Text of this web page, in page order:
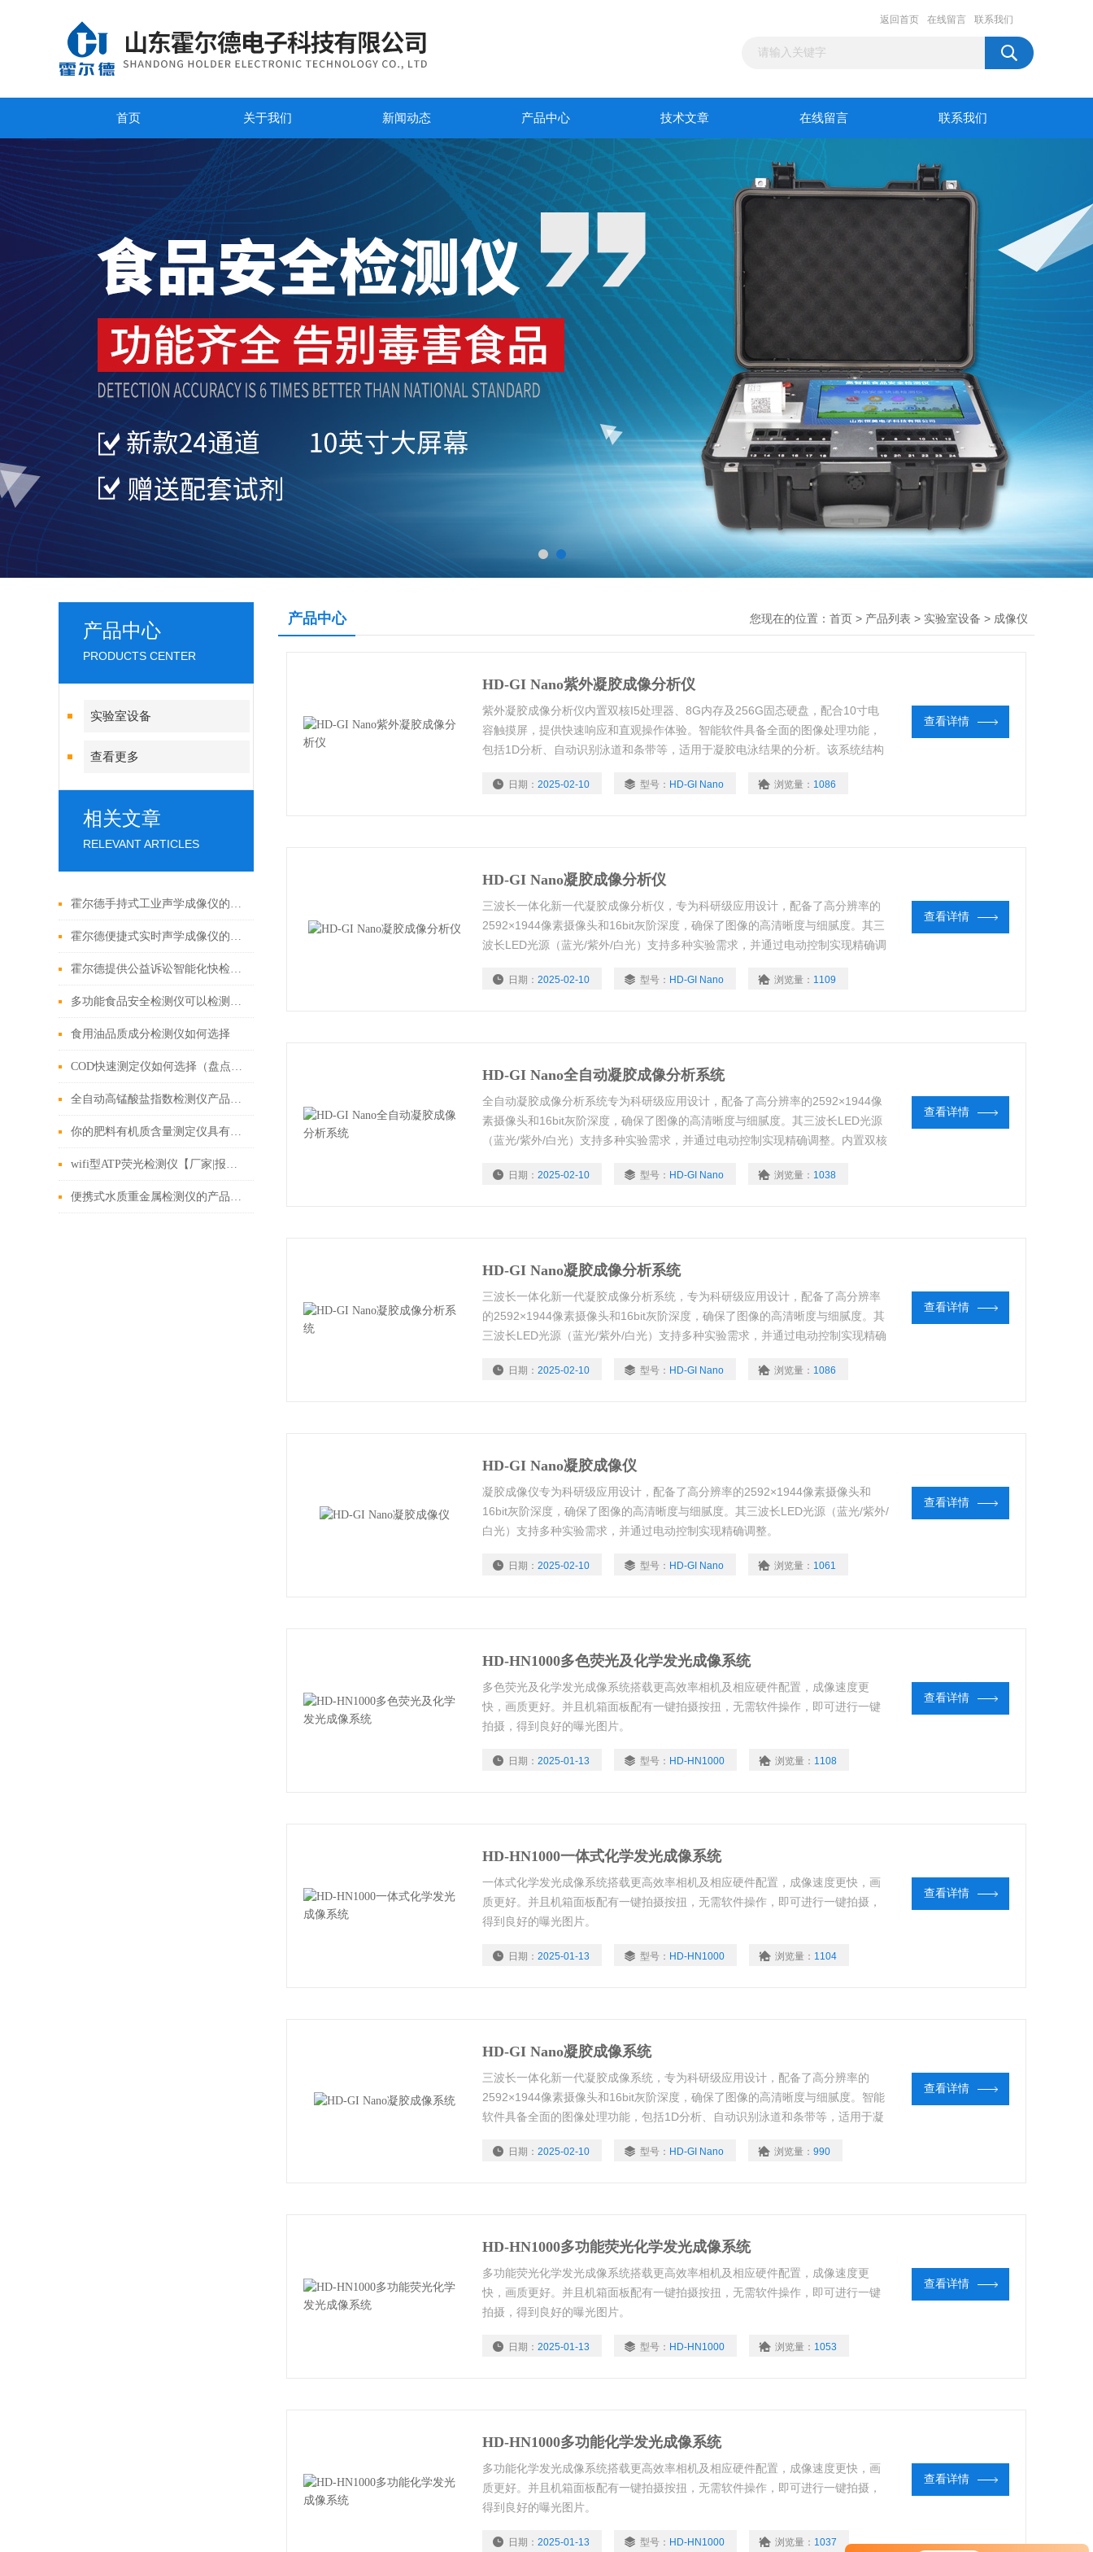
返回首页 在线留言 联系我们
首页 关于我们 新闻动态 产品中心 技术文章 在线留言 联系我们
产品中心
PRODUCTS CENTER
实验室设备
查看更多
相关文章
RELEVANT ARTICLES
霍尔德手持式工业声学成像仪的检测原理
霍尔德便捷式实时声学成像仪的产品特点和优势
霍尔德提供公益诉讼智能化快检实验室建设方案
多功能食品安全检测仪可以检测什么
食用油品质成分检测仪如何选择
COD快速测定仪如何选择（盘点2022市场上好用的COD快速测定仪）
全自动高锰酸盐指数检测仪产品介绍
你的肥料有机质含量测定仪具有这些优点吗？
wifi型ATP荧光检测仪【厂家|报价|原厂发货】
便携式水质重金属检测仪的产品简介
产品中心 您现在的位置： 首页 > 产品列表 > 实验室设备 > 成像仪
HD-GI Nano紫外凝胶成像分析仪
紫外凝胶成像分析仪内置双核I5处理器、8G内存及256G固态硬盘，配合10寸电
容触摸屏，提供快速响应和直观操作体验。智能软件具备全面的图像处理功能，
包括1D分析、自动识别泳道和条带等，适用于凝胶电泳结果的分析。该系统结构
日期： 2025-02-10 型号： HD-GI Nano 浏览量： 1086
查看详情
HD-GI Nano凝胶成像分析仪
三波长一体化新一代凝胶成像分析仪，专为科研级应用设计，配备了高分辨率的
2592×1944像素摄像头和16bit灰阶深度，确保了图像的高清晰度与细腻度。其三
波长LED光源（蓝光/紫外/白光）支持多种实验需求，并通过电动控制实现精确调
快速响应和直观操作体验。
日期： 2025-02-10 型号： HD-GI Nano 浏览量： 1109
查看详情
HD-GI Nano全自动凝胶成像分析系统
全自动凝胶成像分析系统专为科研级应用设计，配备了高分辨率的2592×1944像
素摄像头和16bit灰阶深度，确保了图像的高清晰度与细腻度。其三波长LED光源
（蓝光/紫外/白光）支持多种实验需求，并通过电动控制实现精确调整。内置双核
观操作体验。
日期： 2025-02-10 型号： HD-GI Nano 浏览量： 1038
查看详情
HD-GI Nano凝胶成像分析系统
三波长一体化新一代凝胶成像分析系统，专为科研级应用设计，配备了高分辨率
的2592×1944像素摄像头和16bit灰阶深度，确保了图像的高清晰度与细腻度。其
三波长LED光源（蓝光/紫外/白光）支持多种实验需求，并通过电动控制实现精确
供快速响应和直观操作体验。
日期： 2025-02-10 型号： HD-GI Nano 浏览量： 1086
查看详情
HD-GI Nano凝胶成像仪
凝胶成像仪专为科研级应用设计，配备了高分辨率的2592×1944像素摄像头和
16bit灰阶深度，确保了图像的高清晰度与细腻度。其三波长LED光源（蓝光/紫外/
白光）支持多种实验需求，并通过电动控制实现精确调整。
日期： 2025-02-10 型号： HD-GI Nano 浏览量： 1061
查看详情
HD-HN1000多色荧光及化学发光成像系统
多色荧光及化学发光成像系统搭载更高效率相机及相应硬件配置，成像速度更
快，画质更好。并且机箱面板配有一键拍摄按扭，无需软件操作，即可进行一键
拍摄，得到良好的曝光图片。
日期： 2025-01-13 型号： HD-HN1000 浏览量： 1108
查看详情
HD-HN1000一体式化学发光成像系统
一体式化学发光成像系统搭载更高效率相机及相应硬件配置，成像速度更快，画
质更好。并且机箱面板配有一键拍摄按扭，无需软件操作，即可进行一键拍摄，
得到良好的曝光图片。
日期： 2025-01-13 型号： HD-HN1000 浏览量： 1104
查看详情
HD-GI Nano凝胶成像系统
三波长一体化新一代凝胶成像系统，专为科研级应用设计，配备了高分辨率的
2592×1944像素摄像头和16bit灰阶深度，确保了图像的高清晰度与细腻度。智能
软件具备全面的图像处理功能，包括1D分析、自动识别泳道和条带等，适用于凝
像效果。
日期： 2025-02-10 型号： HD-GI Nano 浏览量： 990
查看详情
HD-HN1000多功能荧光化学发光成像系统
多功能荧光化学发光成像系统搭载更高效率相机及相应硬件配置，成像速度更
快，画质更好。并且机箱面板配有一键拍摄按扭，无需软件操作，即可进行一键
拍摄，得到良好的曝光图片。
日期： 2025-01-13 型号： HD-HN1000 浏览量： 1053
查看详情
HD-HN1000多功能化学发光成像系统
多功能化学发光成像系统搭载更高效率相机及相应硬件配置，成像速度更快，画
质更好。并且机箱面板配有一键拍摄按扭，无需软件操作，即可进行一键拍摄，
得到良好的曝光图片。
日期： 2025-01-13 型号： HD-HN1000 浏览量： 1037
查看详情